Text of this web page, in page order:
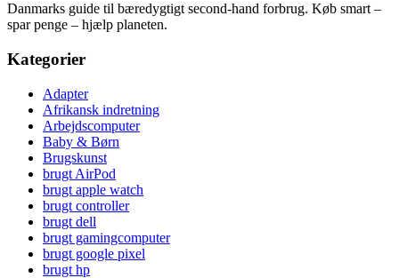
Danmarks guide til bæredygtigt second-hand forbrug. Køb smart –
spar penge – hjælp planeten.
Kategorier
Adapter
Afrikansk indretning
Arbejdscomputer
Baby & Børn
Brugskunst
brugt AirPod
brugt apple watch
brugt controller
brugt dell
brugt gamingcomputer
brugt google pixel
brugt hp